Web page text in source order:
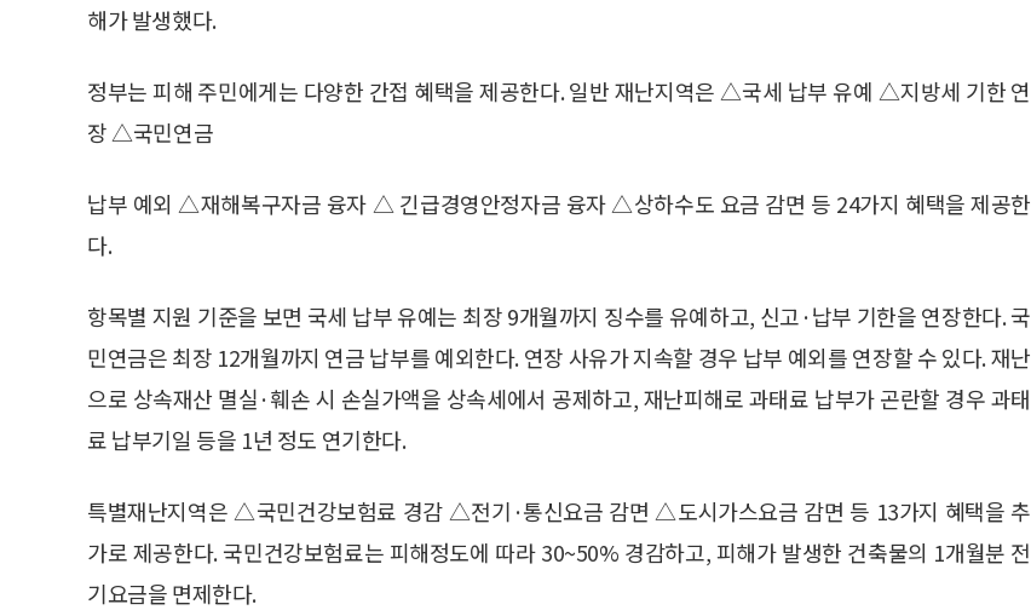
해가 발생했다.
정부는 피해 주민에게는 다양한 간접 혜택을 제공한다. 일반 재난지역은 △국세 납부 유예 △지방세 기한 연
장 △국민연금
납부 예외 △재해복구자금 융자 △ 긴급경영안정자금 융자 △상하수도 요금 감면 등 24가지 혜택을 제공한
다.
항목별 지원 기준을 보면 국세 납부 유예는 최장 9개월까지 징수를 유예하고, 신고·납부 기한을 연장한다. 국
민연금은 최장 12개월까지 연금 납부를 예외한다. 연장 사유가 지속할 경우 납부 예외를 연장할 수 있다. 재난
으로 상속재산 멸실·훼손 시 손실가액을 상속세에서 공제하고, 재난피해로 과태료 납부가 곤란할 경우 과태
료 납부기일 등을 1년 정도 연기한다.
특별재난지역은 △국민건강보험료 경감 △전기·통신요금 감면 △도시가스요금 감면 등 13가지 혜택을 추
가로 제공한다. 국민건강보험료는 피해정도에 따라 30~50% 경감하고, 피해가 발생한 건축물의 1개월분 전
기요금을 면제한다.